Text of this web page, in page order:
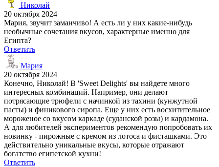
Николай
20 октября 2024
Мария, звучит заманчиво! А есть ли у них какие-нибудь
необычные сочетания вкусов, характерные именно для
Египта?
Ответить
Мария
20 октября 2024
Конечно, Николай! В 'Sweet Delights' вы найдете много
интересных комбинаций. Например, они делают
потрясающие трюфели с начинкой из тахини (кунжутной
пасты) и финикового сиропа. Еще у них есть восхитительное
мороженое со вкусом каркаде (суданской розы) и кардамона.
А для любителей экспериментов рекомендую попробовать их
новинку - пирожные с кремом из лотоса и фисташками. Это
действительно уникальные вкусы, которые отражают
богатство египетской кухни!
Ответить